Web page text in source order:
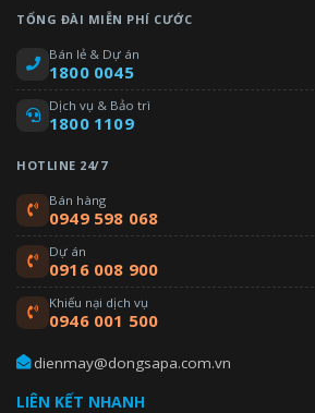
TỔNG ĐÀI MIỄN PHÍ CƯỚC
Bán lẻ & Dự án
1800 0045
Dịch vụ & Bảo trì
1800 1109
HOTLINE 24/7
Bán hàng
0949 598 068
Dự án
0916 008 900
Khiếu nại dịch vụ
0946 001 500
dienmay@dongsapa.com.vn
LIÊN KẾT NHANH